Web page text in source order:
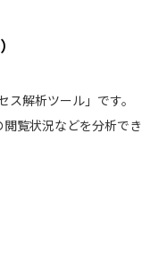
解析ツール」です。
覧状況などを分析でき